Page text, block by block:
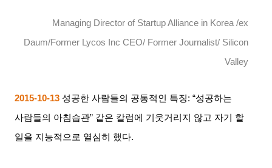
Managing Director of Startup Alliance in Korea /ex
Daum/Former Lycos Inc CEO/ Former Journalist/ Silicon
Valley
2015-10-13 성공한 사람들의 공통적인 특징: “성공하는
사람들의 아침습관” 같은 칼럼에 기웃거리지 않고 자기 할
일을 지능적으로 열심히 했다.